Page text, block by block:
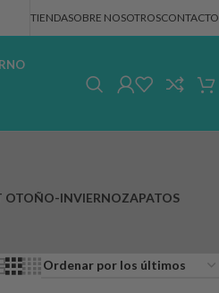
TIENDASOBRE NOSOTROSCONTACTO
OTOÑO-INVIERNOZAPATOS